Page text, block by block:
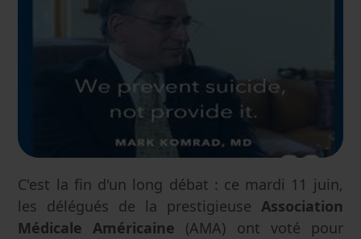
C'est la fin d'un long débat : ce mardi 11 juin,
les délégués de la prestigieuse Association
Médicale Américaine (AMA) ont voté pour